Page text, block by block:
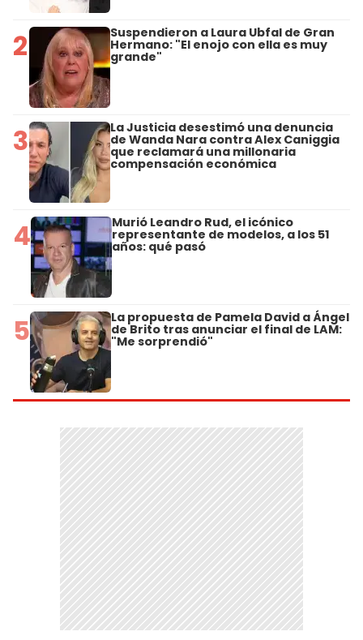
2 Suspendieron a Laura Ubfal de Gran
Hermano: "El enojo con ella es muy
grande"
3 La Justicia desestimó una denuncia
de Wanda Nara contra Alex Caniggia
que reclamará una millonaria
compensación económica
4 Murió Leandro Rud, el icónico
representante de modelos, a los 51
años: qué pasó
5 La propuesta de Pamela David a Ángel
de Brito tras anunciar el final de LAM:
"Me sorprendió"